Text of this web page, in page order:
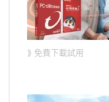
⟫ 免費下載試用